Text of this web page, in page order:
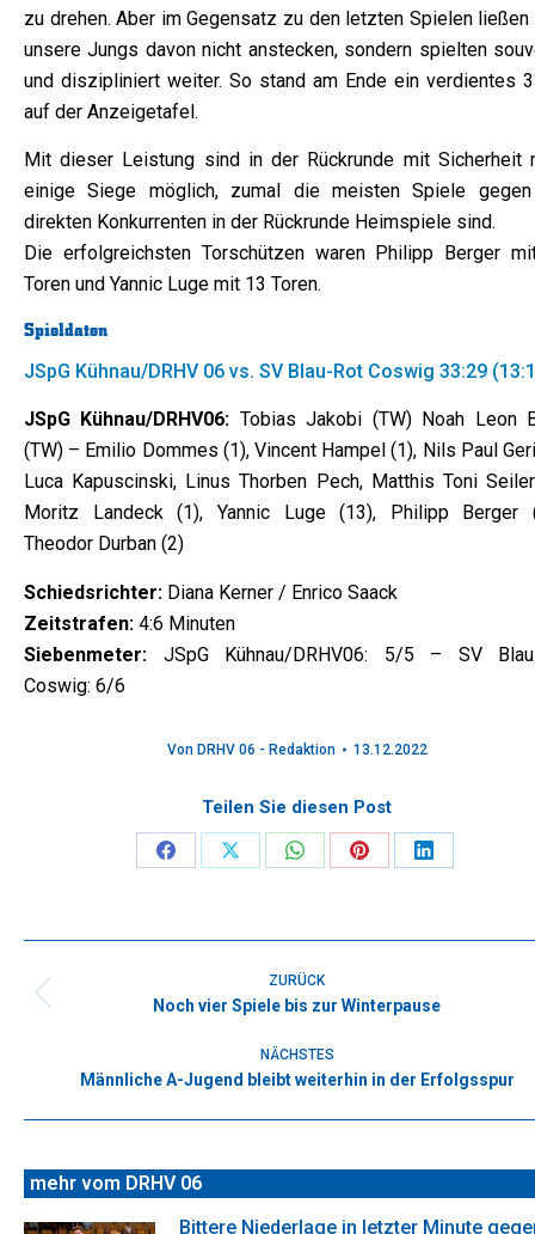
zu drehen. Aber im Gegensatz zu den letzten Spielen ließen
unsere Jungs davon nicht anstecken, sondern spielten
und diszipliniert weiter. So stand am Ende ein verdientes
auf der Anzeigetafel.
Mit dieser Leistung sind in der Rückrunde mit Sicherheit
einige Siege möglich, zumal die meisten Spiele
direkten Konkurrenten in der Rückrunde Heimspiele sind.
Die erfolgreichsten Torschützen waren Philipp Berger
Toren und Yannic Luge mit 13 Toren.
Spieldaten
JSpG Kühnau/DRHV 06 vs. SV Blau-Rot Coswig 33:29
JSpG Kühnau/DRHV06: Tobias Jakobi (TW) Noah Leon
(TW) – Emilio Dommes (1), Vincent Hampel (1), Nils Paul
Luca Kapuscinski, Linus Thorben Pech, Matthis Toni
Moritz Landeck (1), Yannic Luge (13), Philipp Berger
Theodor Durban (2)
Schiedsrichter: Diana Kerner / Enrico Saack
Zeitstrafen: 4:6 Minuten
Siebenmeter: JSpG Kühnau/DRHV06: 5/5 – SV
Coswig: 6/6
Von DRHV 06 - Redaktion 13.12.2022
Teilen Sie diesen Post
Share
Facebook
Share
X
Share
WhatsApp
Share
Pinterest
Share
LinkedIn
ZURÜCK
Vorheriger
Noch vier Spiele bis zur Winterpause
NÄCHSTES
Nächster
Männliche A-Jugend bleibt weiterhin in der Erfolgsspur
mehr vom DRHV 06
Bittere Niederlage in letzter Minute